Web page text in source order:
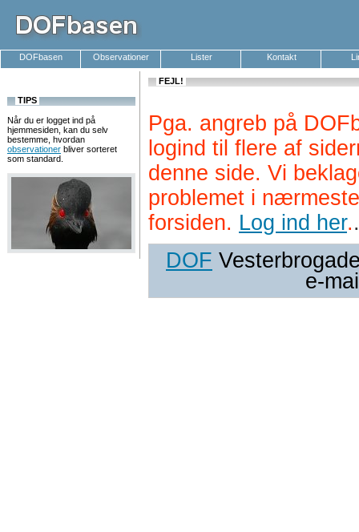
DOFbasen Observationer Lister Kontakt
TIPS
Når du er logget ind på
hjemmesiden, kan du selv
bestemme, hvordan
observationer bliver sorteret
som standard.
FEJL!
Pga. angreb på
logind til flere af
denne side. Vi
problemet i
forsiden. Log ind her..
DOF
e-